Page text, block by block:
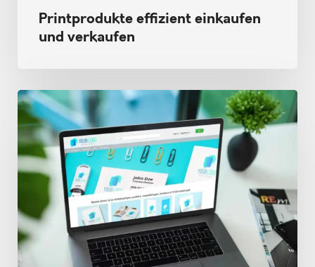
Printprodukte effizient einkaufen
und verkaufen
Wie
Sie
erfolgreich
eine
Druckerei
starten